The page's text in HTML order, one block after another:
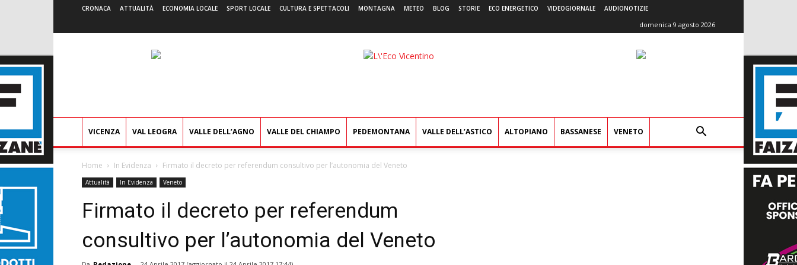
CRONACA ATTUALITÀ ECONOMIA LOCALE SPORT LOCALE CULTURA E SPETTACOLI MONTAGNA METEO BLOG STORIE ECO ENERGETICO VIDEOGIORNALE AUDIONOTIZIE
domenica 9 agosto 2026
L'Eco
VICENZA VAL LEOGRA VALLE DELL’AGNO VALLE DEL CHIAMPO PEDEMONTANA VALLE DELL’ASTICO ALTOPIANO BASSANESE VENETO
Home In Evidenza Firmato il decreto per referendum consultivo per l’autonomia del Veneto
Attualità In Evidenza Veneto
Firmato il decreto per referendum
consultivo per l’autonomia del Veneto